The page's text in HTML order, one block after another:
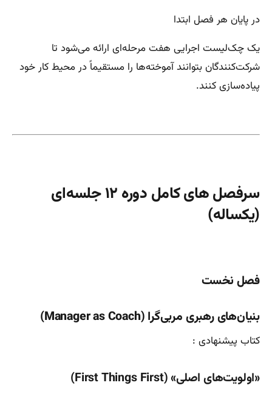
در پایان هر فصل ابتدا
یک چک‌لیست اجرایی هفت مرحله‌ای ارائه می‌شود تا
شرکت‌کنندگان بتوانند آموخته‌ها را مستقیماً در محیط کار خود
پیاده‌سازی کنند.
سرفصل های کامل دوره ۱۲ جلسه‌ای
(یکساله)
فصل نخست
بنیان‌های رهبری مربی‌گرا (Manager as Coach)
کتاب پیشنهادی :
«اولویت‌های اصلی» (First Things First)